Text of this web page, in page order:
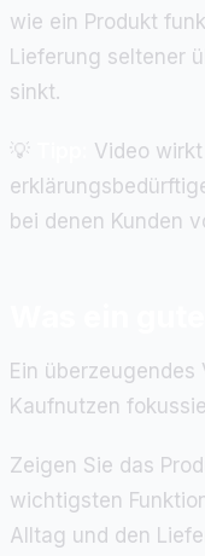
wie ein Produkt
Lieferung seltener
sinkt.
💡
Video
bei denen Kunden
Ein
Kaufnutzen
Zeigen Sie das
wichtigsten
Alltag und den